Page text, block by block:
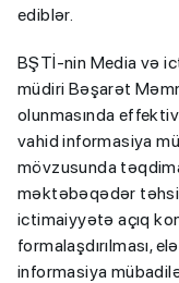
ediblər.
BŞTİ-nin Media və
müdiri Bəşarət
olunmasında
vahid informasiya
mövzusunda
məktəbəqədər
ictimaiyyətə açıq
formalaşdırılması,
informasiya